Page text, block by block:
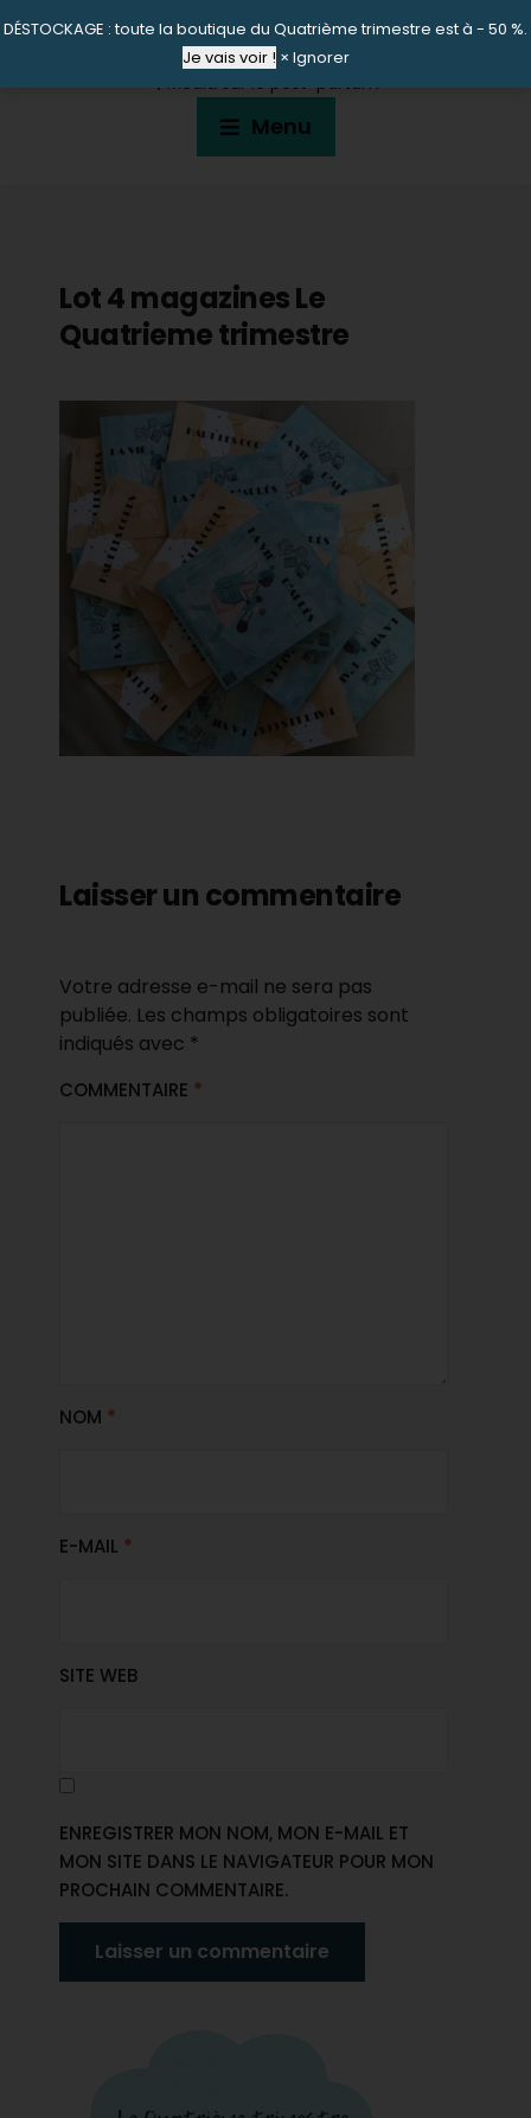
DÉSTOCKAGE : toute la boutique du Quatrième trimestre est à - 50 %.
Je vais voir ! × Ignorer
LE QUATRIÈME TRIMESTRE
🎙 Média sur le post-partum
Menu
Lot 4 magazines Le
Quatrieme trimestre
Laisser un commentaire
Votre adresse e-mail ne sera pas
publiée. Les champs obligatoires sont
indiqués avec *
COMMENTAIRE *
NOM *
E-MAIL *
SITE WEB
ENREGISTRER MON NOM, MON E-MAIL ET
MON SITE DANS LE NAVIGATEUR POUR MON
PROCHAIN COMMENTAIRE.